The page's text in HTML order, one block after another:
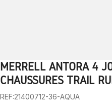
1 2 3 4 5
MERRELL ANTORA 4
CHAUSSURES TRAIL
REF:21400712-36-AQUA